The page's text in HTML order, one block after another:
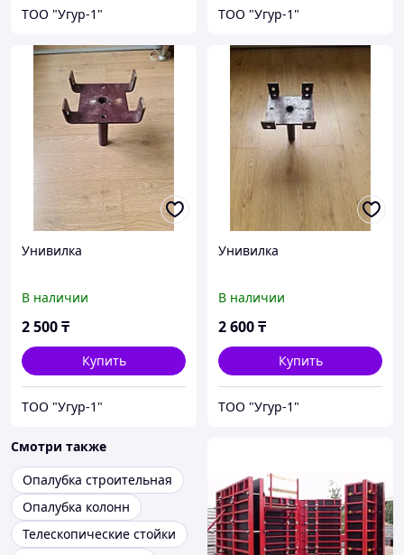
ТОО "Угур-1" ТОО "Угур-1"
Унивилка
В наличии
2 500₸
Купить
ТОО "Угур-1"
Унивилка
В наличии
2 600₸
Купить
ТОО "Угур-1"
Смотри также
Опалубка строительная
Опалубка колонн
Телескопические стойки